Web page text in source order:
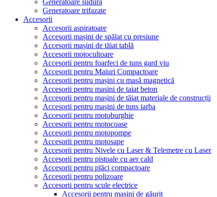
Generatoare trifazate
Accesorii
Accesorii aspiratoare
Accesorii mașini de spălat cu presiune
Accesorii mașini de tăiat tablă
Accesorii motocultoare
Accesorii pentru foarfeci de tuns gard viu
Accesorii pentru Maiuri Compactoare
Accesorii pentru mașini cu masă magnetică
Accesorii pentru masini de taiat beton
Accesorii pentru mașini de tăiat materiale de construcții
Accesorii pentru mașini de tuns iarba
Accesorii pentru motoburghie
Accesorii pentru motocoase
Accesorii pentru motopompe
Accesorii pentru motosape
Accesorii pentru Nivele cu Laser & Telemetre cu Laser
Accesorii pentru pistoale cu aer cald
Accesorii pentru plăci compactoare
Accesorii pentru polizoare
Accesorii pentru scule electrice
Accesorii pentru mașini de găurit